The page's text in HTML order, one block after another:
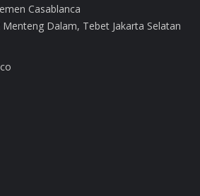
Casablanca
Menteng Dalam, Tebet Jakarta Selatan